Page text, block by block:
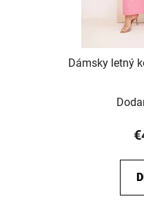
Dámsky letný